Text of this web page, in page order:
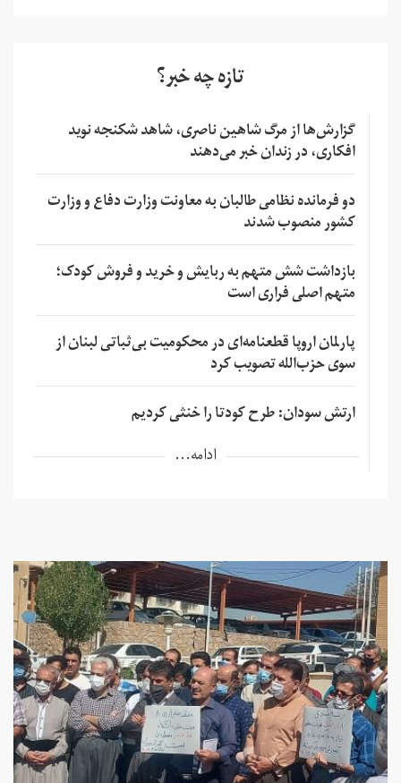
تازه چه خبر؟
گزارش‌ها از مرگ شاهین ناصری، شاهد شکنجه نوید
افکاری، در زندان خبر می‌دهند
دو فرمانده نظامی طالبان به معاونت وزارت دفاع و وزارت
کشور منصوب شدند
بازداشت شش متهم به ربایش و خرید و فروش کودک؛
متهم اصلی فراری است
پارلمان اروپا قطعنامه‌ای در محکومیت بی‌ثباتی لبنان از
سوی حزب‌الله تصویب کرد
ارتش سودان: طرح کودتا را خنثی کردیم
ادامه...